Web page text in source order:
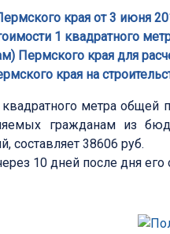
края от 3 июня
1 квадратного
Пермского края для
края на
квадратного метра
гражданам из
составляет 38606 руб.
10 дней после дня